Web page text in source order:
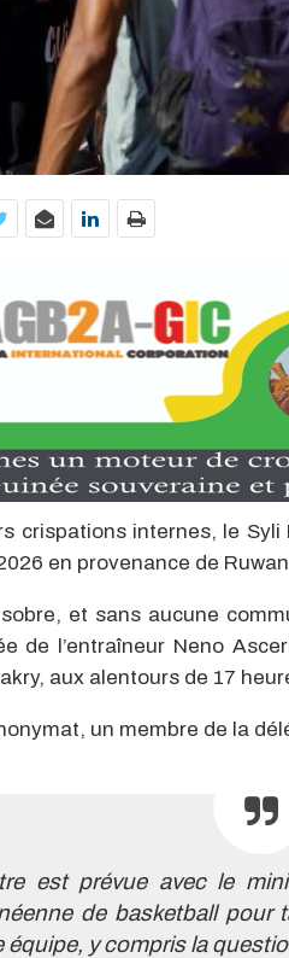
crispations internes, le
en provenance de
et sans aucune
de l’entraîneur Neno
aux alentours de 17
un membre de la
est prévue avec le
de basketball
y compris la